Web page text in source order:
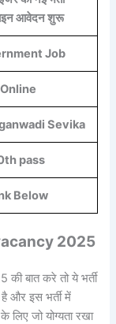
आवेदन शुरू
Job
Online
Sevika
pass
Below
2025
बात करे तो ये भर्ती
है और इस भर्ती में
जो योग्यता रखा